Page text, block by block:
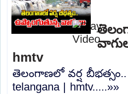
hmtv
తెలంగాణలో వర్ష బీభత్సం..
telangana | hmtv.....»»